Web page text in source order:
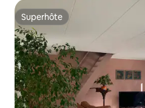
Superhôte
Superhôte